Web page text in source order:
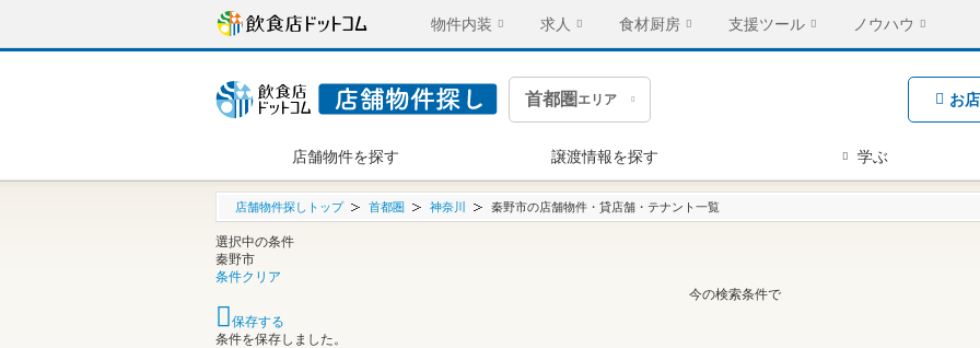
物件内装 求人 食材厨房 支援ツール ノウハウ
首都圏 エリア お
店舗物件を探す 譲渡情報を探す 学ぶ
店舗物件探しトップ 首都圏 神奈川 秦野市の店舗物件・貸店舗・テナント一覧
選択中の条件
秦野市
条件クリア
今の検索条件で
保存する
条件を保存しました。